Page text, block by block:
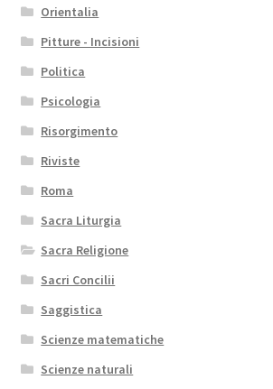
Orientalia
Pitture - Incisioni
Politica
Psicologia
Risorgimento
Riviste
Roma
Sacra Liturgia
Sacra Religione
Sacri Concilii
Saggistica
Scienze matematiche
Scienze naturali